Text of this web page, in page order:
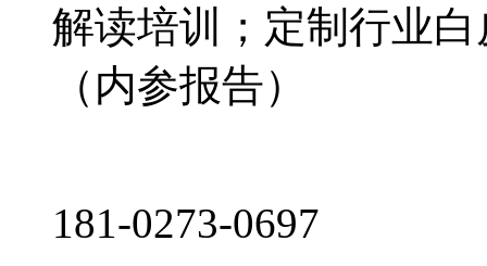
解读培训；定制行业
（内参报告）
181-0273-0697